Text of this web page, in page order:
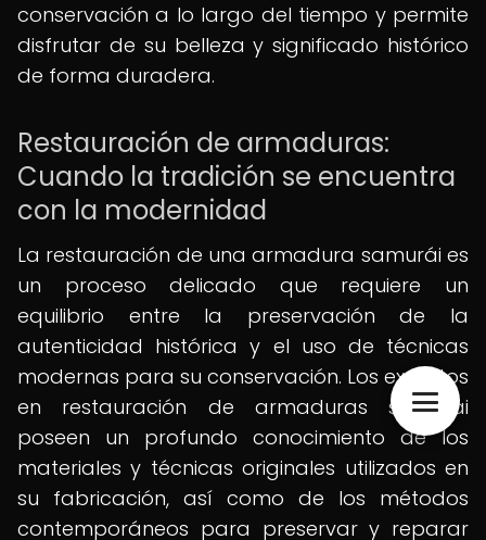
conservación a lo largo del tiempo y permite
disfrutar de su belleza y significado histórico
de forma duradera.
Restauración de armaduras:
Cuando la tradición se encuentra
con la modernidad
La restauración de una armadura samurái es
un proceso delicado que requiere un
equilibrio entre la preservación de la
autenticidad histórica y el uso de técnicas
modernas para su conservación. Los expertos
en restauración de armaduras samurái
poseen un profundo conocimiento de los
materiales y técnicas originales utilizados en
su fabricación, así como de los métodos
contemporáneos para preservar y reparar